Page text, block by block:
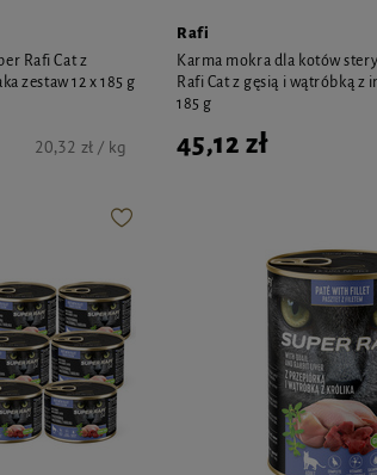
Rafi Cat z
zestaw 12 x 185 g
20,32 zł / kg
Rafi
Karma mokra dla kotów
Rafi Cat z gęsią i wątróbką z
185 g
45,12 zł